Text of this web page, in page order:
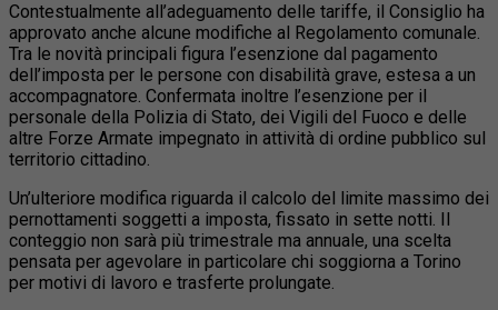
Contestualmente all’adeguamento delle tariffe, il Consiglio ha
approvato anche alcune modifiche al Regolamento comunale.
Tra le novità principali figura l’esenzione dal pagamento
dell’imposta per le persone con disabilità grave, estesa a un
accompagnatore. Confermata inoltre l’esenzione per il
personale della Polizia di Stato, dei Vigili del Fuoco e delle
altre Forze Armate impegnato in attività di ordine pubblico sul
territorio cittadino.
Un’ulteriore modifica riguarda il calcolo del limite massimo dei
pernottamenti soggetti a imposta, fissato in sette notti. Il
conteggio non sarà più trimestrale ma annuale, una scelta
pensata per agevolare in particolare chi soggiorna a Torino
per motivi di lavoro e trasferte prolungate.